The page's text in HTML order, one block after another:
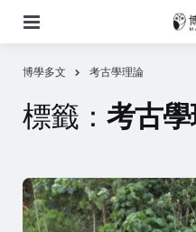
博學多文 考古學理論
標籤： 考古